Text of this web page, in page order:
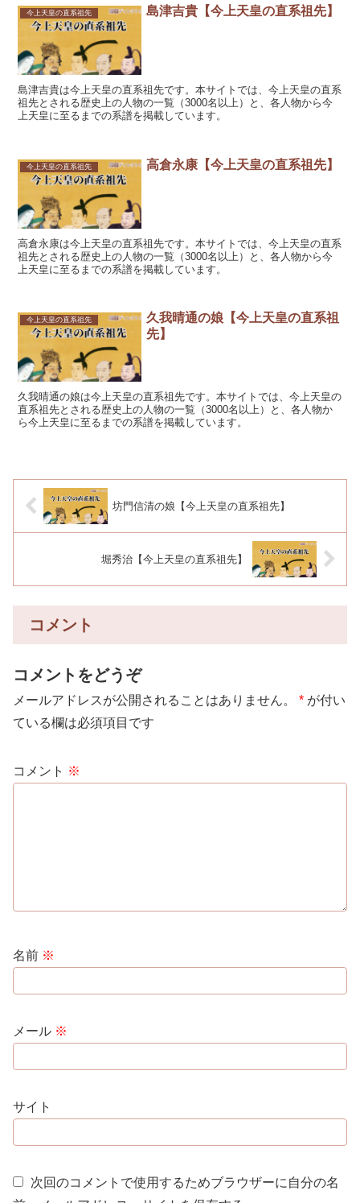
今上天皇の直系祖先 島津吉貴【今上天皇の直系祖先】
島津吉貴は今上天皇の直系祖先です。本サイトでは、今上天皇の直系
祖先とされる歴史上の人物の一覧（3000名以上）と、各人物から今
上天皇に至るまでの系譜を掲載しています。
今上天皇の直系祖先 高倉永康【今上天皇の直系祖先】
高倉永康は今上天皇の直系祖先です。本サイトでは、今上天皇の直系
祖先とされる歴史上の人物の一覧（3000名以上）と、各人物から今
上天皇に至るまでの系譜を掲載しています。
今上天皇の直系祖先
久我晴通の娘【今上天皇の直系祖
先】
久我晴通の娘は今上天皇の直系祖先です。本サイトでは、今上天皇の
直系祖先とされる歴史上の人物の一覧（3000名以上）と、各人物か
ら今上天皇に至るまでの系譜を掲載しています。
坊門信清の娘【今上天皇の直系祖先】
堀秀治【今上天皇の直系祖先】
コメント
コメントをどうぞ
メールアドレスが公開されることはありません。 * が付い
ている欄は必須項目です
コメント ※
名前 ※
メール ※
サイト
次回のコメントで使用するためブラウザーに自分の名